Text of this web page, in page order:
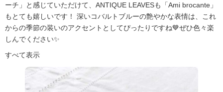
ーチ」と感じていただけて、ANTIQUE LEAVESも「Ami brocante」
もとても嬉しいです！ 深いコバルトブルーの艶やかな表情は、これ
からの季節の装いのアクセントとしてぴったりですね💙ぜひ色々楽
しんでください✨
すべて表示